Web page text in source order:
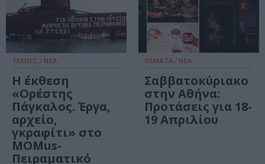
ΤΕΧΝΕΣ / ΝΕΑ
H έκθεση
«Ορέστης
Πάγκαλος. Έργα,
αρχείο,
γκραφίτι» στο
MOMus-
Πειραματικό
ΘΕΜΑΤΑ / ΝΕΑ
Σαββατοκύριακο
στην Αθήνα:
Προτάσεις για 18-
19 Απριλίου